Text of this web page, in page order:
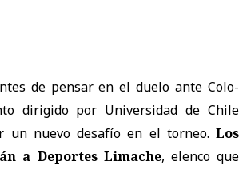
de pensar en el duelo ante Colo-
dirigido por Universidad de Chile
un nuevo desafío en el torneo. Los
a Deportes Limache, elenco que